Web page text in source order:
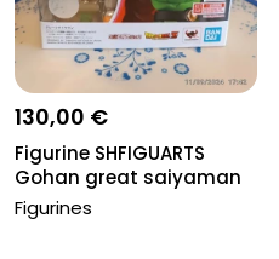
130,00 €
Figurine SHFIGUARTS
Gohan great saiyaman
Figurines